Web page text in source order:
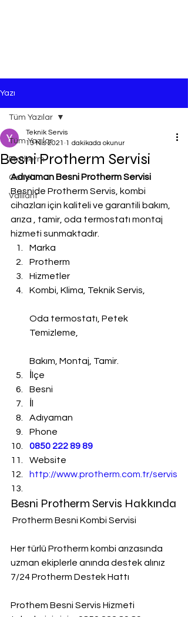
Yazı
Tüm Yazılar
Protherm
Genel
Vaillant
Tüm Yazılar
Besni Protherm Servisi
Teknik Servis
13 Nis 2021 1 dakikada okunur
Adıyaman Besni Protherm Servisi
Besnide Protherm Servis, kombi
cihazları için kaliteli ve garantili bakım,
arıza , tamir, oda termostatı montaj
hizmeti sunmaktadır.
Marka
Protherm
Hizmetler
Kombi, Klima, Teknik Servis,
Oda termostatı, Petek
Temizleme,
Bakım, Montaj, Tamir.
İlçe
Besni
Adıyaman
Phone
0850 222 89 89
Website
http://www.protherm.com.tr/servis
Besni Protherm Servis Hakkında
Protherm Besni Kombi Servisi
Her türlü Protherm kombi arızasında
uzman ekiplerle anında destek alınız
7/24 Protherm Destek Hattı
Prothem Besni Servis Hizmeti